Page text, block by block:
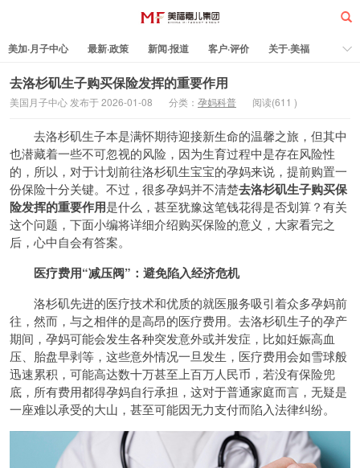
美福嘉儿
美加·月子中心 最新·政策 新闻·报道 客户·评价
关于·美福
热门·文章
所有·文章 孕妈科普 标签云
去洛杉矶生子购买保险发挥的重要作用
美国月子中心 发布于 2026-01-08 分类： 孕妈科普 阅读(611 )
去洛杉矶生子本是满怀期待迎接新生命的温馨之旅，但其中
也潜藏着一些不可忽视的风险，因为生育过程中是存在风险性
的，所以，对于计划前往洛杉矶生宝宝的孕妈来说，提前购置一
份保险十分关键。不过，很多孕妈并不清楚去洛杉矶生子购买保
险发挥的重要作用是什么，甚至犹豫这笔钱花得是否划算？有关
这个问题，下面小编将详细介绍购买保险的意义，大家看完之
后，心中自会有答案。
医疗费用“减压阀”：避免陷入经济危机
洛杉矶先进的医疗技术和优质的就医服务吸引着众多孕妈前
往，然而，与之相伴的是高昂的医疗费用。去洛杉矶生子的孕产
期间，孕妈可能会发生各种突发意外或并发症，比如妊娠高血
压、胎盘早剥等，这些意外情况一旦发生，医疗费用会如雪球般
迅速累积，可能高达数十万甚至上百万人民币，若没有保险兜
底，所有费用都得孕妈自行承担，这对于普通家庭而言，无疑是
一座难以承受的大山，甚至可能因无力支付而陷入法律纠纷。